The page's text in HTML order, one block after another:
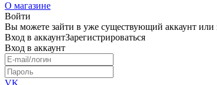
О магазине
Войти
Вы можете зайти в уже существующий аккаунт или
Вход в аккаунтЗарегистрироваться
Вход в аккаунт